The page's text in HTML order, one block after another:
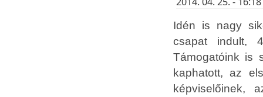
Idén is nagy
csapat indult,
Támogatóink is
kaphatott, az
képviselőinek,